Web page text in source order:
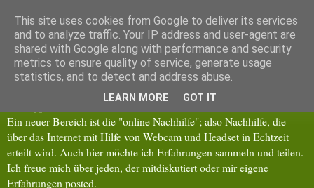
Lerntipps
Ich bin Lehrerin und möchte mit diesem Blog meine Erfahrungen
im Bereich Nachhilfe, Lernen, Lernmotivation teilen. Meine
Lerntipps und Erfahrungen sollen Schüler und Lehrer unterstützen.
Ein neuer Bereich ist die "online Nachhilfe"; also Nachhilfe, die
über das Internet mit Hilfe von Webcam und Headset in Echtzeit
erteilt wird. Auch hier möchte ich Erfahrungen sammeln und teilen.
Ich freue mich über jeden, der mitdiskutiert oder mir eigene
Erfahrungen posted.
This site uses cookies from Google to deliver its services
and to analyze traffic. Your IP address and user-agent are
shared with Google along with performance and security
metrics to ensure quality of service, generate usage
statistics, and to detect and address abuse.
LEARN MORE GOT IT